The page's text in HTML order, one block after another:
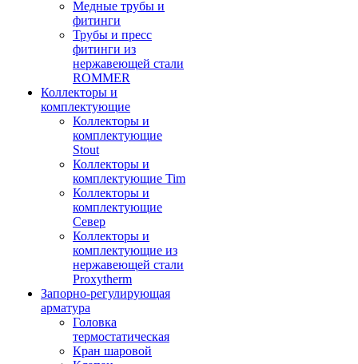
Медные трубы и
фитинги
Трубы и пресс
фитинги из
нержавеющей стали
ROMMER
Коллекторы и
комплектующие
Коллекторы и
комплектующие
Stout
Коллекторы и
комплектующие Tim
Коллекторы и
комплектующие
Север
Коллекторы и
комплектующие из
нержавеющей стали
Proxytherm
Запорно-регулирующая
арматура
Головка
термостатическая
Кран шаровой